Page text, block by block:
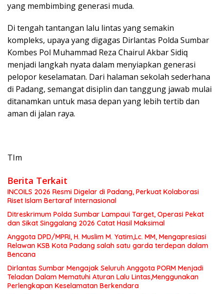
yang membimbing generasi muda.
Di tengah tantangan lalu lintas yang semakin
kompleks, upaya yang digagas Dirlantas Polda Sumbar
Kombes Pol Muhammad Reza Chairul Akbar Sidiq
menjadi langkah nyata dalam menyiapkan generasi
pelopor keselamatan. Dari halaman sekolah sederhana
di Padang, semangat disiplin dan tanggung jawab mulai
ditanamkan untuk masa depan yang lebih tertib dan
aman di jalan raya.
TIm
Berita Terkait
INCOILS 2026 Resmi Digelar di Padang, Perkuat Kolaborasi
Riset Islam Bertaraf Internasional
Ditreskrimum Polda Sumbar Lampaui Target, Operasi Pekat
dan Sikat Singgalang 2026 Catat Hasil Maksimal
Anggota DPD/MPRI, H. Muslim M. Yatim,Lc. MM, Mengapresiasi
Relawan KSB Kota Padang salah satu garda terdepan dalam
Bencana
Dirlantas Sumbar Mengajak Seluruh Anggota PORM Menjadi
Teladan Dalam Mematuhi Aturan Lalu Lintas,Menggunakan
Perlengkapan Keselamatan Berkendara